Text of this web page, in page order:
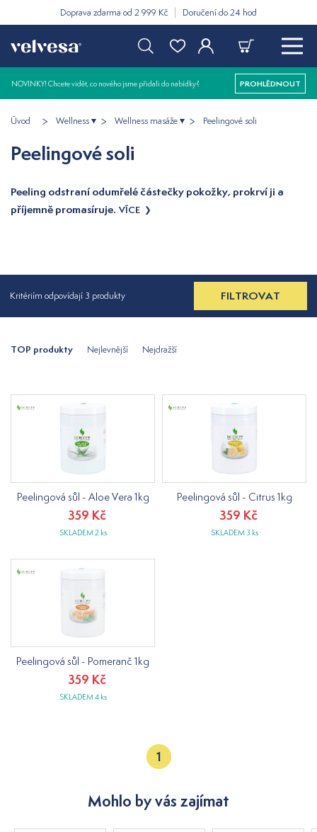
Doprava zdarma od 2 999 Kč Doručení do 24 hod
NOVINKY! Chcete vidět, co nového jsme přidali do nabídky? PROHLÉDNOUT
Úvod Wellness Wellness masáže Peelingové soli
Peelingové soli
Peeling odstraní odumřelé částečky pokožky, prokrví ji a
příjemně promasíruje. VÍCE
Kritériím odpovídají 3 produkty FILTROVAT
TOP produkty Nejlevnější Nejdražší
Peelingová sůl - Aloe Vera 1kg
359 Kč
SKLADEM 2 ks
Peelingová sůl - Citrus 1kg
359 Kč
SKLADEM 3 ks
Peelingová sůl - Pomeranč 1kg
359 Kč
SKLADEM 4 ks
1
Mohlo by vás zajímat